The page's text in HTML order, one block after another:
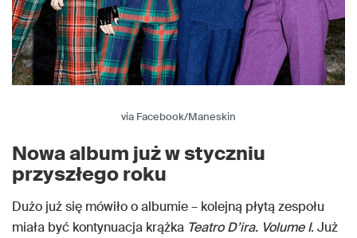
via Facebook/Maneskin
Nowa album już w styczniu
przyszłego roku
Dużo już się mówiło o albumie – kolejną płytą zespołu
miała być kontynuacja krążka Teatro D’ira. Volume I. Już